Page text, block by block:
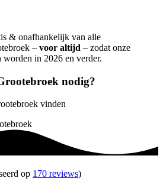
& onafhankelijk van alle
– voor altijd – zodat onze
worden in 2026 en verder.
nodig?
vinden
op 170 reviews)